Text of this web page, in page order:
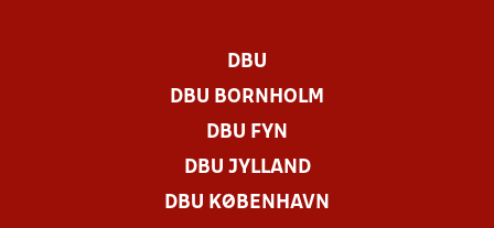
DBU
DBU BORNHOLM
DBU FYN
DBU JYLLAND
DBU KØBENHAVN